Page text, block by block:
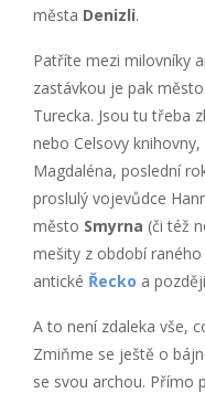
města Denizli.
Patříte mezi milovníky
zastávkou je pak město
Turecka. Jsou tu třeba
nebo Celsovy
Magdaléna, poslední
proslulý vojevůdce
město Smyrna (či též
mešity z období
antické Řecko a
A to není zdaleka vše,
Zmiňme se ještě o
se svou archou. Přímo